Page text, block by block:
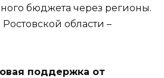
бюджета через регионы.
области –
поддержка от